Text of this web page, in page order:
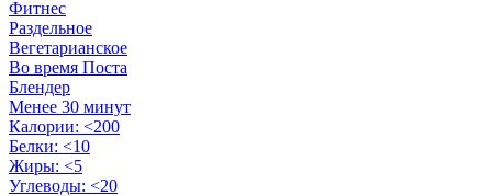
Фитнес
Раздельное
Вегетарианское
Во время Поста
Блендер
Менее 30 минут
Калории: <200
Белки: <10
Жиры: <5
Углеводы: <20